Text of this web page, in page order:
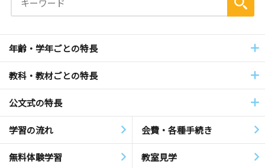
年齢・学年ごとの特長
教科・教材ごとの特長
公文式の特長
学習の流れ 会費・各種手続き
無料体験学習 教室見学